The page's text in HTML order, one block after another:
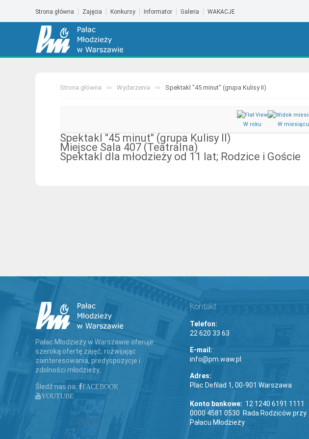
Strona główna Zajęcia Konkursy Informator Galeria WAKACJE
Strona główna Wydarzenia Spektakl "45 minut" (grupa Kulisy II)
W roku W miesiącu
Spektakl "45 minut" (grupa Kulisy II)
Miejsce Sala 407 (Teatralna)
Spektakl dla młodzieży od 11 lat; Rodzice i Goście
Pałac Młodzieży w Warszawie oferuje
szeroką ofertę zajęć, rozwijając
zainteresowania, predyspozycje i
zdolności młodzieży.
Śledź nas na:
FACEBOOK
YOUTUBE
Kontakt
Telefon:
22 620 33 63
E-mail:
info@pm.waw.pl
Adres:
Plac Defilad 1, 00-901 Warszawa
Konto bankowe: 12 1240 6191 1111
0000 4581 0530 Rada Rodziców przy
Pałacu Młodzieży